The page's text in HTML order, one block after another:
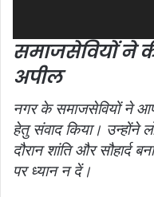
समाजसेवियों ने
अपील
नगर के समाजसेवियों ने
हेतु संवाद किया। उन्होंने
दौरान शांति और सौहार्द
पर ध्यानन दें।